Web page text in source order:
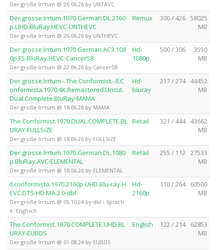
Der große Irrtum @ 26.06.26 by UNTAVC
Der.grosse.Irrtum.1970.German.DL.2160
p.UHD.BluRay.HEVC-UNTHEVC
Der große Irrtum @ 26.06.26 by UNTHEVC
Remux 300 / 426 58025
MB
Der.grosse.Irrtum.1970.German.AC3.108
0p.FS.BluRay.HEVC-Cancer58
Der große Irrtum @ 22.06.26 by Cancer58
Hd-
1080p
500 / 306
3550
MB
Der.grosse.Irrtum.-.The.Conformist.-.Il.C
onformista.1970.4K.Remastered.Uncut.
Dual.Complete.BluRay-MAMA
Der große Irrtum @ 18.06.26 by MAMA
Hd-
bluray
217 / 274 44452
MB
The.Conformist.1970.DUAL.COMPLETE.BL
URAY-FULLSiZE
Der große Irrtum @ 18.06.26 by FULLSiZE
Retail 321 / 444 43662
MB
Der.grosse.Irrtum.1970.German.DL.1080
p.BluRay.AVC-ELEMENTAL
Der große Irrtum @ 18.06.26 by ELEMENTAL
Retail 255 / 112 27533
MB
Il.conformista.1970.2160p.UHD.Blu-ray.H
EVC.DTS-HD.MA.2.0-dbl
Der große Irrtum @ 05.10.24 by dbl - Sprach
e: Englisch
Hd-
2160p
110 / 264
60500
MB
The.Conformist.1970.COMPLETE.UHD.BL
URAY-EUBDS
Der große Irrtum @ 01.08.24 by EUBDS
English 122 / 214
62853
MB